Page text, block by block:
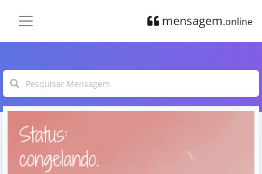
mensagem.online